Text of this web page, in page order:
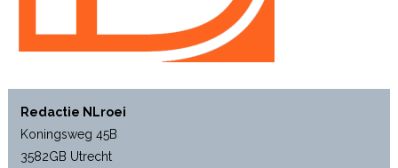
Redactie NLroei
Koningsweg 45B
3582GB Utrecht